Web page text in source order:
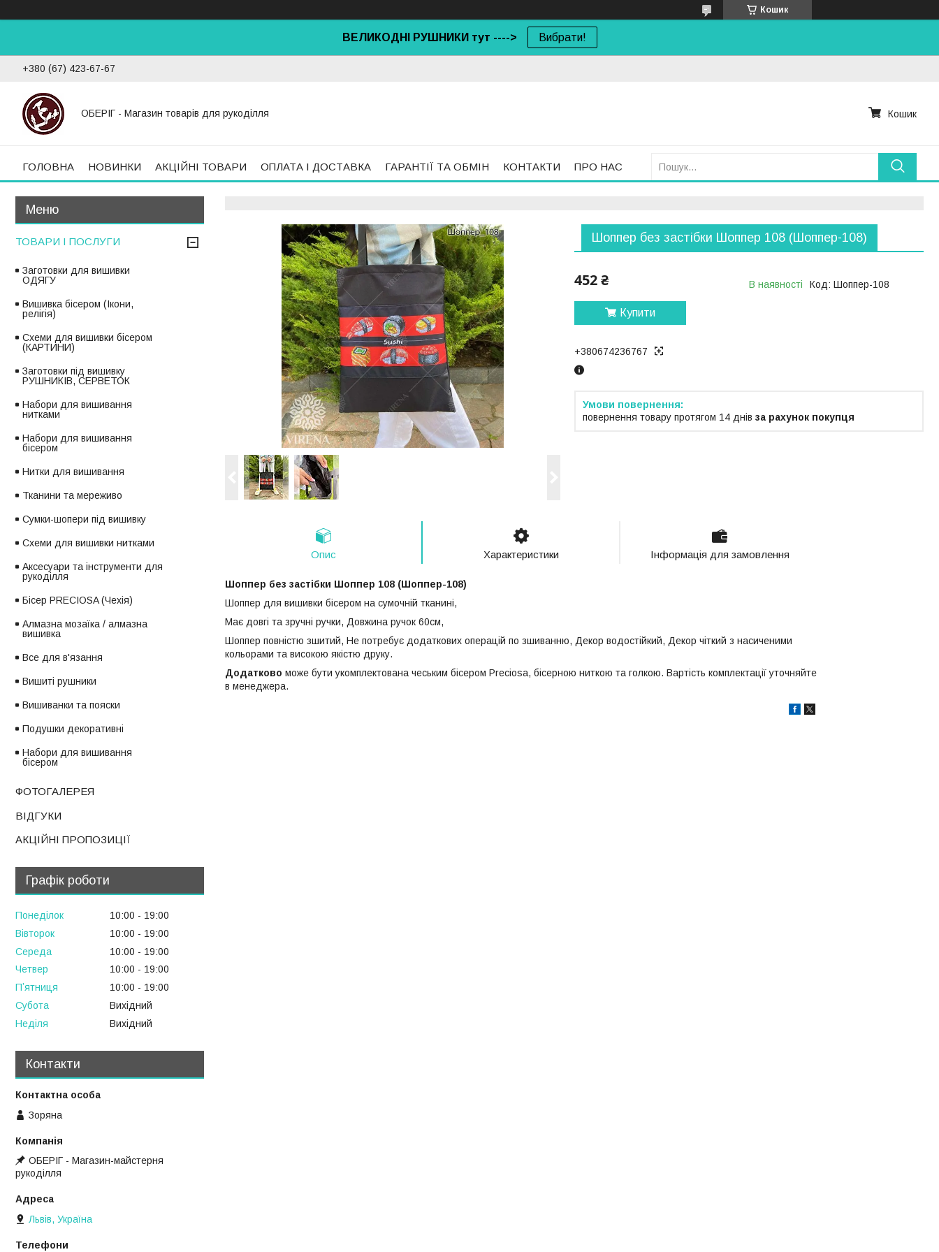
Кошик
ВЕЛИКОДНІ РУШНИКИ тут ----> Вибрати!
+380 (67) 423-67-67
ОБЕРІГ - Магазин товарів для рукоділля Кошик
ГОЛОВНА НОВИНКИ АКЦІЙНІ ТОВАРИ ОПЛАТА І ДОСТАВКА ГАРАНТІЇ ТА ОБМІН КОНТАКТИ ПРО НАС
Шоппер без застібки Шоппер 108 (Шоппер-108)
452 ₴ В наявності Код: Шоппер-108
Купити
+380674236767
повернення товару протягом 14 днів за рахунок покупця
Опис Характеристики Інформація для замовлення
Шоппер без застібки Шоппер 108 (Шоппер-108)
Шоппер для вишивки бісером на сумочній тканині,
Має довгі та зручні ручки, Довжина ручок 60см,
Шоппер повністю зшитий, Не потребує додаткових операцій по зшиванню, Декор водостійкий, Декор чіткий з насиченими
кольорами та високою якістю друку.
Додатково може бути укомплектована чеським бісером Preciosa, бісерною ниткою та голкою. Вартість комплектації уточняйте
в менеджера.
ТОВАРИ І ПОСЛУГИ
Заготовки для вишивки
ОДЯГУ
Вишивка бісером (Ікони,
релігія)
Схеми для вишивки бісером
(КАРТИНИ)
Заготовки під вишивку
РУШНИКІВ, СЕРВЕТОК
Набори для вишивання
нитками
Набори для вишивання
бісером
Нитки для вишивання
Тканини та мереживо
Сумки-шопери під вишивку
Схеми для вишивки нитками
Аксесуари та інструменти для
рукоділля
Бісер PRECIOSA (Чехія)
Алмазна мозаїка / алмазна
вишивка
Все для в'язання
Вишиті рушники
Вишиванки та пояски
Подушки декоративні
Набори для вишивання
бісером
ФОТОГАЛЕРЕЯ
ВІДГУКИ
АКЦІЙНІ ПРОПОЗИЦІЇ
Графік роботи
Понеділок 10:00
19:00
Вівторок
10:00
19:00
Середа
10:00
19:00
Четвер
10:00
19:00
Пʼятниця
10:00
19:00
Субота
Вихідний
Неділя
Вихідний
Контакти
Зоряна
ОБЕРІГ - Магазин-майстерня
рукоділля
Львів, Україна